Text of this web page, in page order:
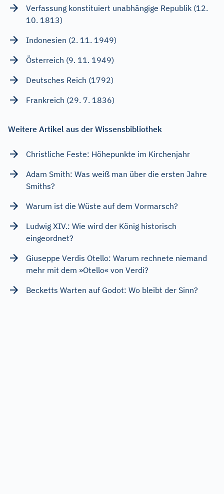
Verfassung konstituiert unabhängige Republik (12.
10. 1813)
Indonesien (2. 11. 1949)
Österreich (9. 11. 1949)
Deutsches Reich (1792)
Frankreich (29. 7. 1836)
Weitere Artikel aus der Wissensbibliothek
Christliche Feste: Höhepunkte im Kirchenjahr
Adam Smith: Was weiß man über die ersten Jahre
Smiths?
Warum ist die Wüste auf dem Vormarsch?
Ludwig XIV.: Wie wird der König historisch
eingeordnet?
Giuseppe Verdis Otello: Warum rechnete niemand
mehr mit dem »Otello« von Verdi?
Becketts Warten auf Godot: Wo bleibt der Sinn?